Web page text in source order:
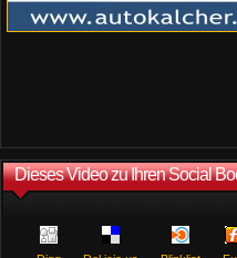
Dieses Video zu Ihren Social